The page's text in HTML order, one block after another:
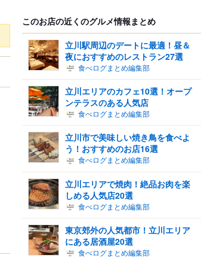
このお店の近くのグルメ情報まとめ
立川駅周辺のデートに最適！昼＆
夜におすすめのレストラン27選
食べログまとめ編集部
立川エリアのカフェ10選！オープ
ンテラスのある人気店
食べログまとめ編集部
立川市で美味しい焼き鳥を食べよ
う！おすすめのお店16選
食べログまとめ編集部
立川エリアで焼肉！絶品お肉を楽
しめる人気店20選
食べログまとめ編集部
東京郊外の人気都市！立川エリア
にある居酒屋20選
食べログまとめ編集部